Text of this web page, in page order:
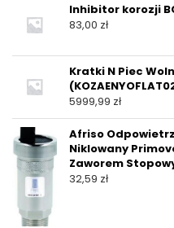
Inhibitor korozji
83,00 zł
Kratki N Piec
5999,99 zł
Afriso
Niklowany
Zaworem
32,59 zł